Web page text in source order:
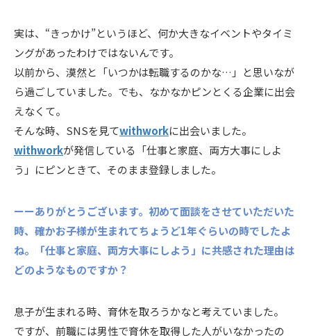
実は、“きっかけ”というほど、何か大きなイベントやタイミ
ングがあったわけではないんです。
以前から、漠然と「いつかは転職するのかな…」と思いなが
ら過ごしていました。でも、なかなかピンとくる企業に出会
えなくて。
そんな時、SNSを見てwithworkに出会いました。
withworkが発信している「仕事と家庭、両方大事にしよ
う」にピンときて、そのまま登録しました。
ーーありがとうございます。初めて面談をさせていただいた
時、確かお子様が生まれてちょうど1年ぐらいの時でしたよ
ね。「仕事と家庭、両方大事にしよう」に共感された理由は
どのようなものですか？
息子が生まれる時、育休を取ろうかなと考えていました。
ですが、前職には男性で育休を取得した人がいなかったの